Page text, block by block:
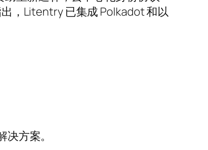
，Litentry 已集成 Polkadot 和以
方案。